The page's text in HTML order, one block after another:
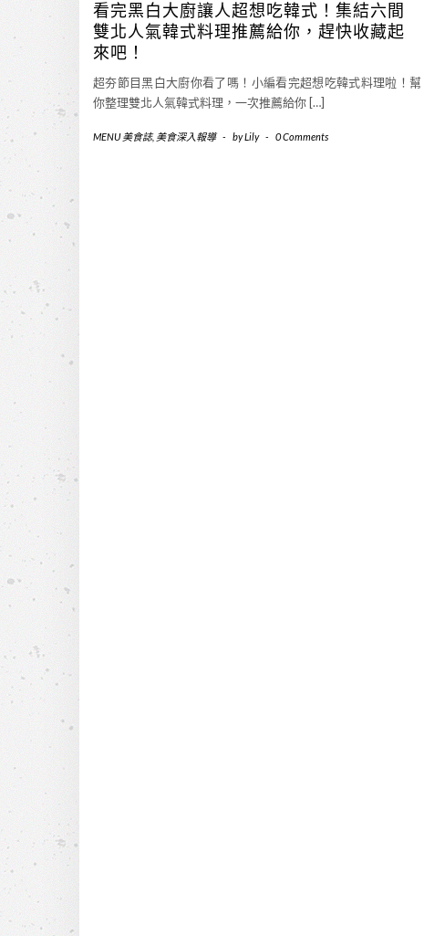
看完黑白大廚讓人超想吃韓式！集結六間
雙北人氣韓式料理推薦給你，趕快收藏起
來吧！
超夯節目黑白大廚你看了嗎！小編看完超想吃韓式料理啦！幫
你整理雙北人氣韓式料理，一次推薦給你 […]
MENU 美食誌, 美食深入報導 - byLily - 0 Comments